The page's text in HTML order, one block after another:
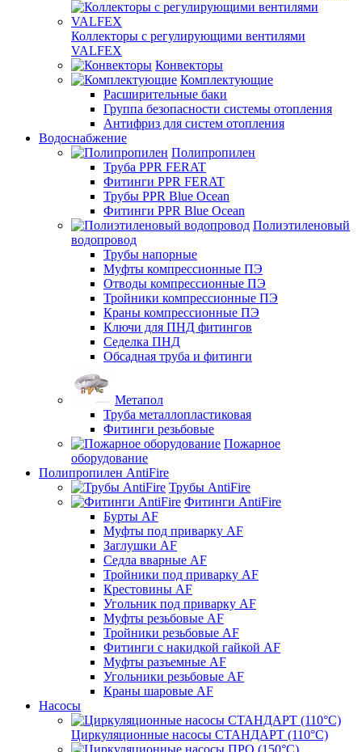
Коллекторы с регулирующими вентилями
VALFEX
Конвекторы
Комплектующие
Расширительные баки
Группа безопасности системы отопления
Антифриз для систем отопления
Водоснабжение
Полипропилен
Труба PPR FERAT
Фитинги PPR FERAT
Трубы PPR Blue Ocean
Фитинги PPR Blue Ocean
Полиэтиленовый
водопровод
Трубы напорные
Муфты компрессионные ПЭ
Отводы компрессионные ПЭ
Тройники компрессионные ПЭ
Краны компрессионные ПЭ
Ключи для ПНД фитингов
Седелка ПНД
Обсадная труба и фитинги
Метапол
Труба металлопластиковая
Фитинги резьбовые
Пожарное
оборудование
Полипропилен AntiFire
Трубы AntiFire
Фитинги AntiFire
Бурты AF
Муфты под приварку AF
Заглушки AF
Седла вварные AF
Тройники под приварку AF
Крестовины AF
Угольник под приварку AF
Муфты резьбовые AF
Тройники резьбовые AF
Фитинги с накидкой гайкой AF
Муфты разъемные AF
Угольники резьбовые AF
Краны шаровые AF
Насосы
Циркуляционные насосы СТАНДАРТ (110°C)